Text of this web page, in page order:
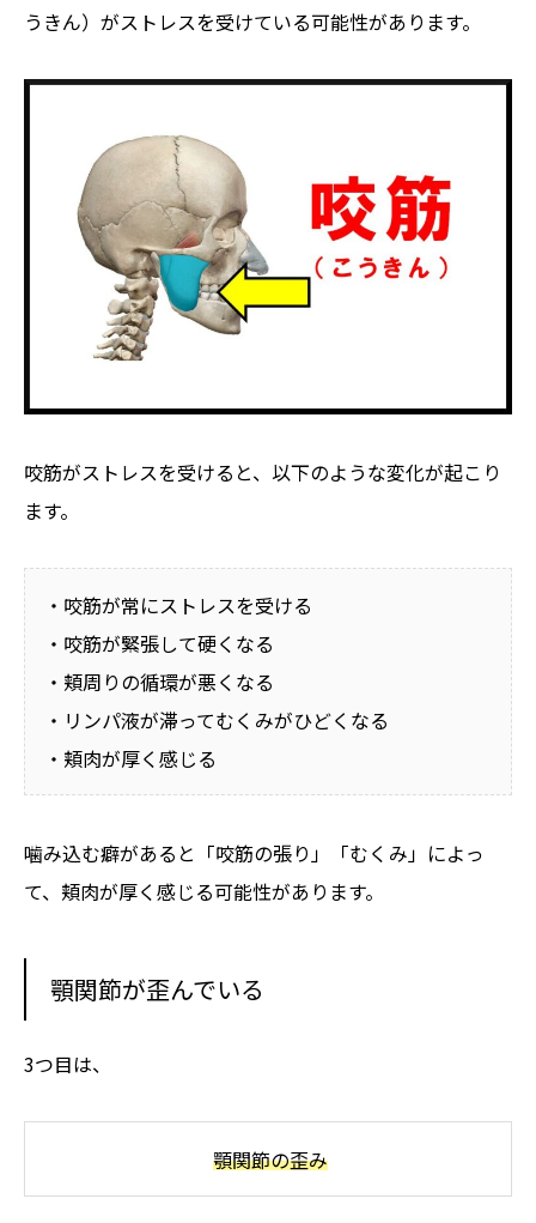
うきん）がストレスを受けている可能性があります。
咬筋がストレスを受けると、以下のような変化が起こり
ます。
・咬筋が常にストレスを受ける
・咬筋が緊張して硬くなる
・頬周りの循環が悪くなる
・リンパ液が滞ってむくみがひどくなる
・頬肉が厚く感じる
噛み込む癖があると「咬筋の張り」「むくみ」によっ
て、頬肉が厚く感じる可能性があります。
顎関節が歪んでいる
3つ目は、
顎関節の歪み